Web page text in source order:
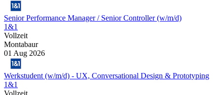
Senior Performance Manager / Senior Controller (w/m/d)
1&1
Vollzeit
Montabaur
01 Aug 2026
Werkstudent (w/m/d) - UX, Conversational Design & Prototyping
1&1
Vollzeit